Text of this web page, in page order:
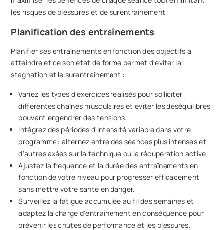
les risques de blessures et de surentraînement :
Planification des entraînements
Planifier ses entraînements en fonction des objectifs à
atteindre et de son état de forme permet d'éviter la
stagnation et le surentraînement :
Variez les types d'exercices réalisés pour solliciter
différentes chaînes musculaires et éviter les déséquilibres
pouvant engendrer des tensions.
Intégrez des périodes d'intensité variable dans votre
programme : alternez entre des séances plus intenses et
d'autres axées sur la technique ou la récupération active.
Ajustez la fréquence et la durée des entraînements en
fonction de votre niveau pour progresser efficacement
sans mettre votre santé en danger.
Surveillez la fatigue accumulée au fil des semaines et
adaptez la charge d'entraînement en conséquence pour
prévenir les chutes de performance et les blessures.